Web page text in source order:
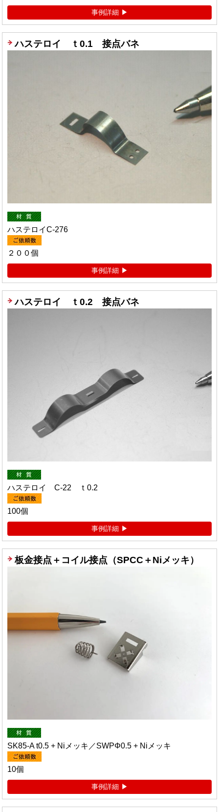
事例詳細
ハステロイ ｔ0.1 接点バネ
ハステロイC-276
２００個
事例詳細
ハステロイ ｔ0.2 接点バネ
ハステロイ C-22 ｔ0.2
100個
事例詳細
板金接点＋コイル接点（SPCC＋Niメッキ）
SK85-A t0.5 + Niメッキ／SWPΦ0.5 + Niメッキ
10個
事例詳細